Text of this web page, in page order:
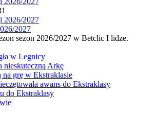
2027
sezon 2026/2027 w Betclic I lidze.
w Legnicy
nieskuteczną Arkę
grę w Ekstraklasie
awans do Ekstraklasy
do Ekstraklasy